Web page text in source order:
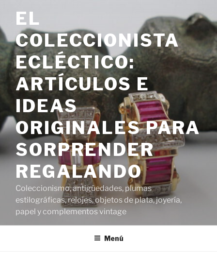
contenido
EL
COLECCIONISTA
ECLÉCTICO:
ARTÍCULOS E
IDEAS
ORIGINALES PARA
SORPRENDER
REGALANDO
Coleccionismo, antigüedades, plumas
estilográficas, relojes, objetos de plata, joyería,
papel y complementos vintage
Menú